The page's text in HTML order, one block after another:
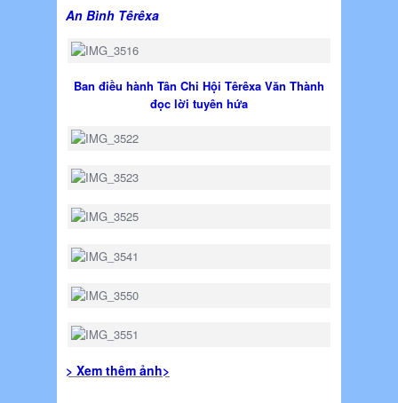
An Bình Têrêxa
Ban điều hành Tân Chi Hội Têrêxa Văn Thành
đọc lời tuyên hứa
> Xem thêm ảnh>